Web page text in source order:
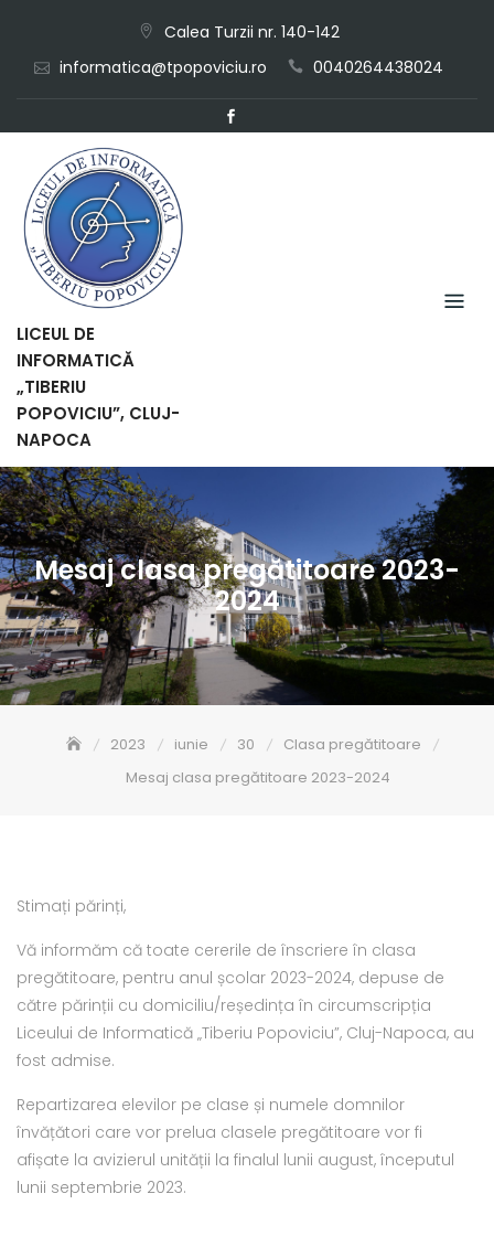
content
Calea Turzii nr. 140-142
informatica@tpopoviciu.ro
0040264438024
LICEUL DE
INFORMATICĂ
„TIBERIU
POPOVICIU”, CLUJ-
NAPOCA
Mesaj clasa pregătitoare 2023-
2024
2023 iunie 30
Clasa pregătitoare
Mesaj clasa pregătitoare 2023-2024
Stimați părinți,
Vă informăm că toate cererile de înscriere în clasa
pregătitoare, pentru anul școlar 2023-2024, depuse de
către părinții cu domiciliu/reședința în circumscripția
Liceului de Informatică „Tiberiu Popoviciu”, Cluj-Napoca, au
fost admise.
Repartizarea elevilor pe clase și numele domnilor
învățători care vor prelua clasele pregătitoare vor fi
afișate la avizierul unității la finalul lunii august, începutul
lunii septembrie 2023.